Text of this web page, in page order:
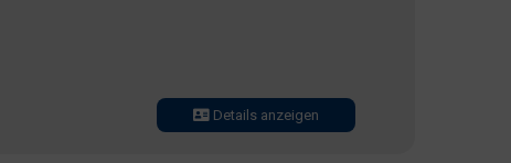
Details anzeigen